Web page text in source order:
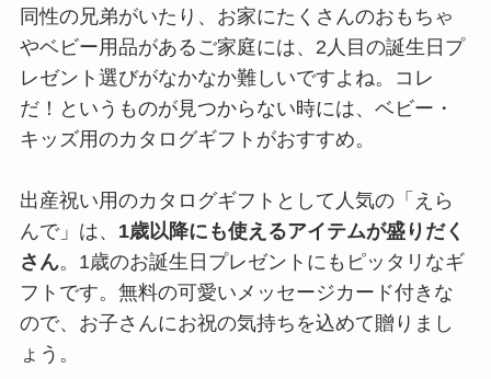
同性の兄弟がいたり、お家にたくさんのおもちゃ
やベビー用品があるご家庭には、2人目の誕生日プ
レゼント選びがなかなか難しいですよね。コレ
だ！というものが見つからない時には、ベビー・
キッズ用のカタログギフトがおすすめ。
出産祝い用のカタログギフトとして人気の「えら
んで」は、 1歳以降にも使えるアイテムが盛りだく
さん。1歳のお誕生日プレゼントにもピッタリなギ
フトです。無料の可愛いメッセージカード付きな
ので、お子さんにお祝の気持ちを込めて贈りまし
ょう。